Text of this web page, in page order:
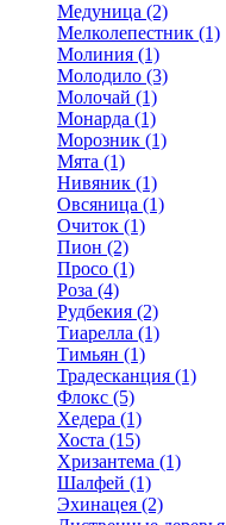
Медуница (2)
Мелколепестник (1)
Молиния (1)
Молодило (3)
Молочай (1)
Монарда (1)
Морозник (1)
Мята (1)
Нивяник (1)
Овсяница (1)
Очиток (1)
Пион (2)
Просо (1)
Роза (4)
Рудбекия (2)
Тиарелла (1)
Тимьян (1)
Традесканция (1)
Флокс (5)
Хедера (1)
Хоста (15)
Хризантема (1)
Шалфей (1)
Эхинацея (2)